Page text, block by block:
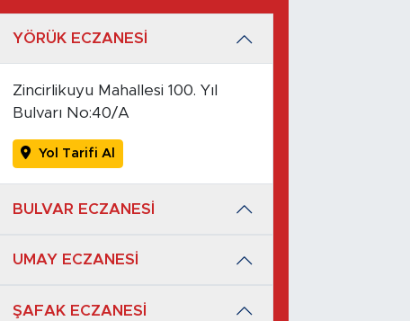
YÖRÜK ECZANESİ
Zincirlikuyu Mahallesi 100. Yıl
Bulvarı No:40/A
Yol Tarifi Al
BULVAR ECZANESİ
UMAY ECZANESİ
ŞAFAK ECZANESİ